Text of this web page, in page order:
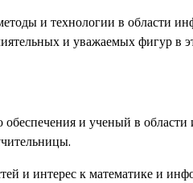
и технологии в области
и уважаемых фигур в
и ученый в области
и интерес к математике и